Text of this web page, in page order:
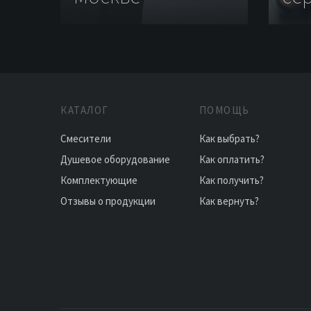
КАТАЛОГ
Смесители
Душевое оборудование
Комплектующие
Отзывы о продукции
ПОМОЩЬ
Как выбрать?
Как оплатить?
Как получить?
Как вернуть?